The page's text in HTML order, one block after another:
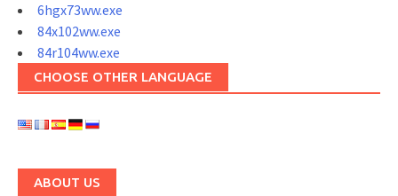
6hgx73ww.exe
84x102ww.exe
84r104ww.exe
CHOOSE OTHER LANGUAGE
ABOUT US